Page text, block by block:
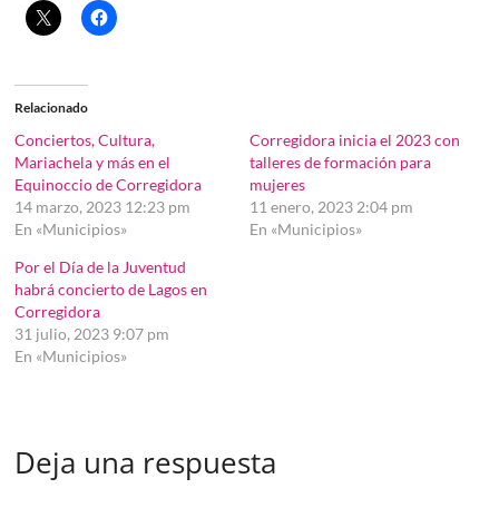
Relacionado
Conciertos, Cultura,
Mariachela y más en el
Equinoccio de Corregidora
14 marzo, 2023 12:23 pm
En «Municipios»
Corregidora inicia el 2023 con
talleres de formación para
mujeres
11 enero, 2023 2:04 pm
En «Municipios»
Por el Día de la Juventud
habrá concierto de Lagos en
Corregidora
31 julio, 2023 9:07 pm
En «Municipios»
Deja una respuesta